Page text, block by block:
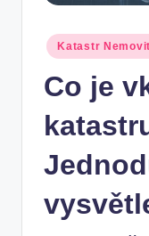
PostedKatastr
Co je